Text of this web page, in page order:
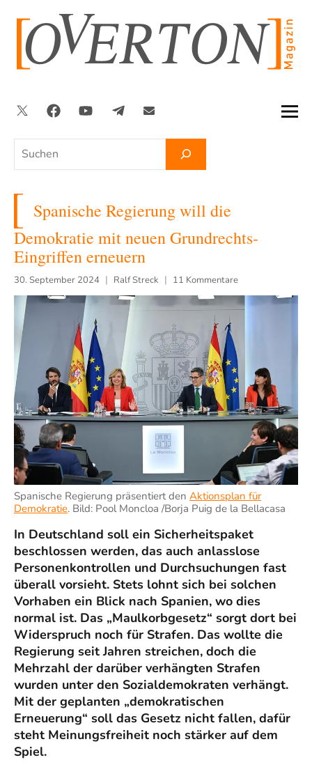
springen
Suchen
TwitterFacebookYouTubeTelegramNewsletter
Spanische Regierung will die
Demokratie mit neuen Grundrechts-
Eingriffen erneuern
30. September 2024 Ralf Streck 11 Kommentare
Spanische Regierung präsentiert den Aktionsplan für
Demokratie. Bild: Pool Moncloa /Borja Puig de la Bellacasa
In Deutschland soll ein Sicherheitspaket
beschlossen werden, das auch anlasslose
Personenkontrollen und Durchsuchungen fast
überall vorsieht. Stets lohnt sich bei solchen
Vorhaben ein Blick nach Spanien, wo dies
normal ist. Das „Maulkorbgesetz“ sorgt dort bei
Widerspruch noch für Strafen. Das wollte die
Regierung seit Jahren streichen, doch die
Mehrzahl der darüber verhängten Strafen
wurden unter den Sozialdemokraten verhängt.
Mit der geplanten „demokratischen
Erneuerung“ soll das Gesetz nicht fallen, dafür
steht Meinungsfreiheit noch stärker auf dem
Spiel.